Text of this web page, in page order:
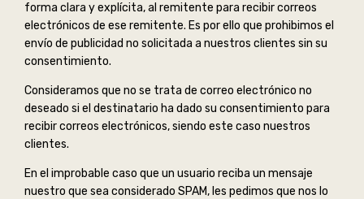
forma clara y explícita, al remitente para recibir correos
electrónicos de ese remitente. Es por ello que prohibimos el
envío de publicidad no solicitada a nuestros clientes sin su
consentimiento.
Consideramos que no se trata de correo electrónico no
deseado si el destinatario ha dado su consentimiento para
recibir correos electrónicos, siendo este caso nuestros
clientes.
En el improbable caso que un usuario reciba un mensaje
nuestro que sea considerado SPAM, les pedimos que nos lo